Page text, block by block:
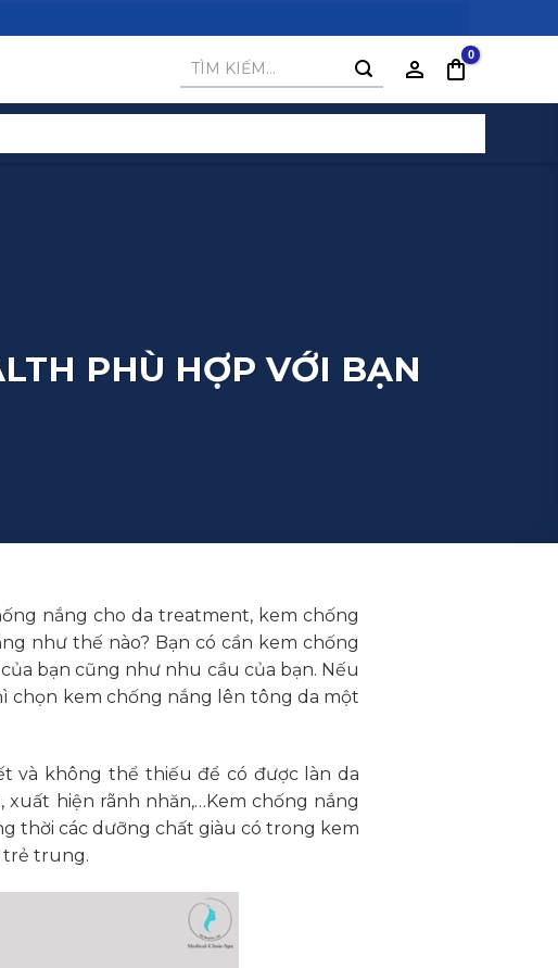
Tìm
PHÙ HỢP VỚI BẠN
nắng cho da treatment, kem chống
như thế nào? Bạn có cần kem chống
bạn cũng như nhu cầu của bạn. Nếu
chọn kem chống nắng lên tông da một
và không thể thiếu để có được làn da
xuất hiện rãnh nhăn,…Kem chống nắng
thời các dưỡng chất giàu có trong kem
trẻ trung.